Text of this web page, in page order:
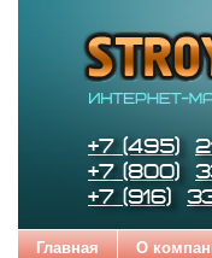
отделочные
материалы
Телефоны:
+7 (495)
+7 (800)
+7 (916)
Главная О